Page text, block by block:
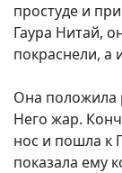
простуде и
Гаура Нитай,
покраснели, а
Она положила
Него жар.
нос и пошла к
показала ему